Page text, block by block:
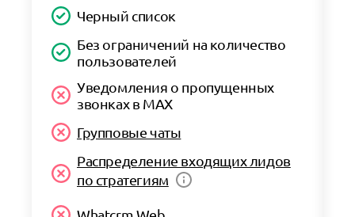
Черный список
Без ограничений на количество
пользователей
Уведомления о пропущенных
звонках в MAX
Групповые чаты
Распределение входящих лидов
по стратегиям